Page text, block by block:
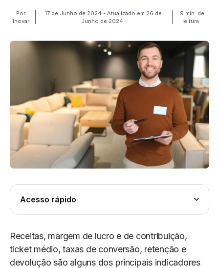
Por
Inovar
17 de Junho de 2024 - Atualizado em 26 de
Junho de 2024
9 min. de
leitura
Acesso rápido
Receitas, margem de lucro e de contribuição,
ticket médio, taxas de conversão, retenção e
devolução são alguns dos principais indicadores